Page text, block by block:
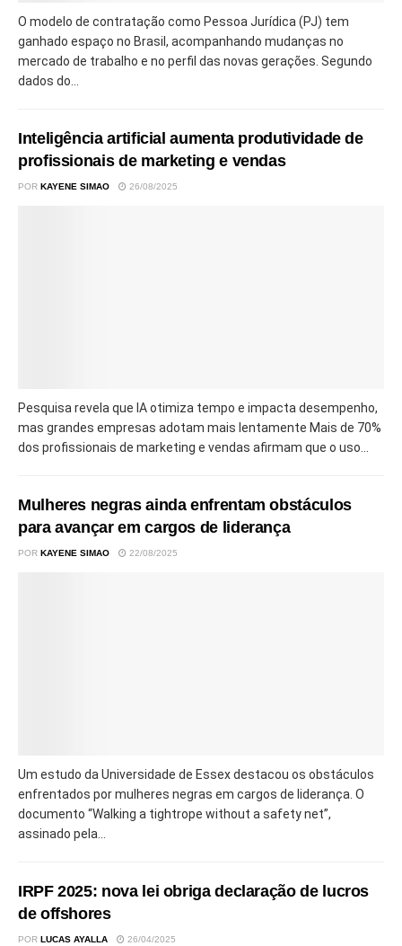
O modelo de contratação como Pessoa Jurídica (PJ) tem
ganhado espaço no Brasil, acompanhando mudanças no
mercado de trabalho e no perfil das novas gerações. Segundo
dados do...
Inteligência artificial aumenta produtividade de
profissionais de marketing e vendas
POR KAYENE SIMAO 26/08/2025
Pesquisa revela que IA otimiza tempo e impacta desempenho,
mas grandes empresas adotam mais lentamente Mais de 70%
dos profissionais de marketing e vendas afirmam que o uso...
Mulheres negras ainda enfrentam obstáculos
para avançar em cargos de liderança
POR KAYENE SIMAO 22/08/2025
Um estudo da Universidade de Essex destacou os obstáculos
enfrentados por mulheres negras em cargos de liderança. O
documento “Walking a tightrope without a safety net”,
assinado pela...
IRPF 2025: nova lei obriga declaração de lucros
de offshores
POR LUCAS AYALLA 26/04/2025